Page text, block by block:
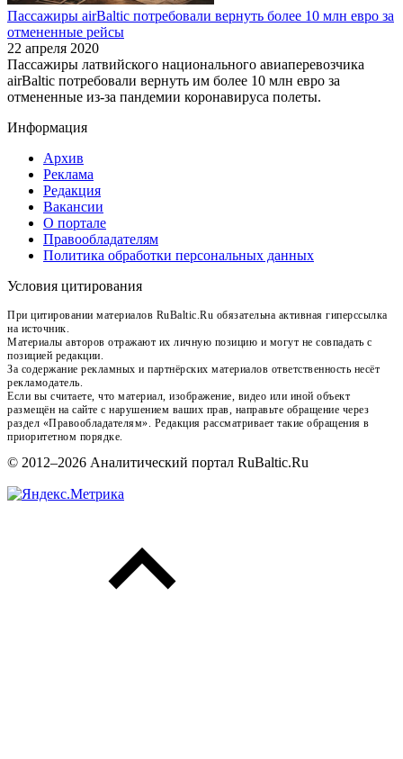
Пассажиры airBaltic потребовали вернуть более 10 млн евро за
отмененные рейсы
22 апреля 2020
Пассажиры латвийского национального авиаперевозчика
airBaltic потребовали вернуть им более 10 млн евро за
отмененные из-за пандемии коронавируса полеты.
Информация
Архив
Реклама
Редакция
Вакансии
О портале
Правообладателям
Политика обработки персональных данных
Условия цитирования
При цитировании материалов RuBaltic.Ru обязательна активная гиперссылка
на источник.
Материалы авторов отражают их личную позицию и могут не совпадать с
позицией редакции.
За содержание рекламных и партнёрских материалов ответственность несёт
рекламодатель.
Если вы считаете, что материал, изображение, видео или иной объект
размещён на сайте с нарушением ваших прав, направьте обращение через
раздел «Правообладателям». Редакция рассматривает такие обращения в
приоритетном порядке.
© 2012–2026 Аналитический портал RuBaltic.Ru